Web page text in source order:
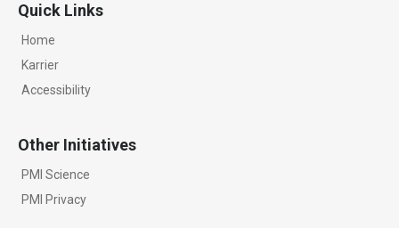
Quick Links
Home
Karrier
Accessibility
Other Initiatives
PMI Science
PMI Privacy